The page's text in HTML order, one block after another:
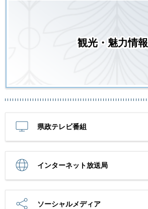
観光・魅力情報
県政テレビ番組
インターネット放送局
ソーシャルメディア